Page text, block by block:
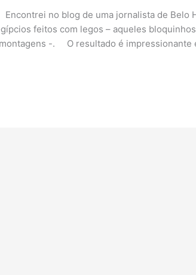
no blog de uma jornalista de Belo
feitos com legos – aqueles
-. O resultado é impressionante